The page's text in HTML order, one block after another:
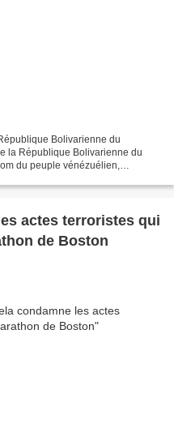
Bolivarienne du
la République Bolivarienne du
du peuple vénézuélien,
actes terroristes qui
de Boston